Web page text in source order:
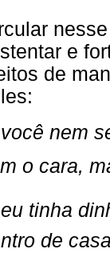
e
de
você nem
o cara,
eu tinha
de